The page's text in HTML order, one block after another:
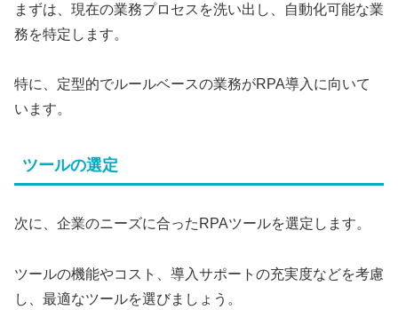
まずは、現在の業務プロセスを洗い出し、自動化可能な業
務を特定します。
特に、定型的でルールベースの業務がRPA導入に向いて
います。
ツールの選定
次に、企業のニーズに合ったRPAツールを選定します。
ツールの機能やコスト、導入サポートの充実度などを考慮
し、最適なツールを選びましょう。